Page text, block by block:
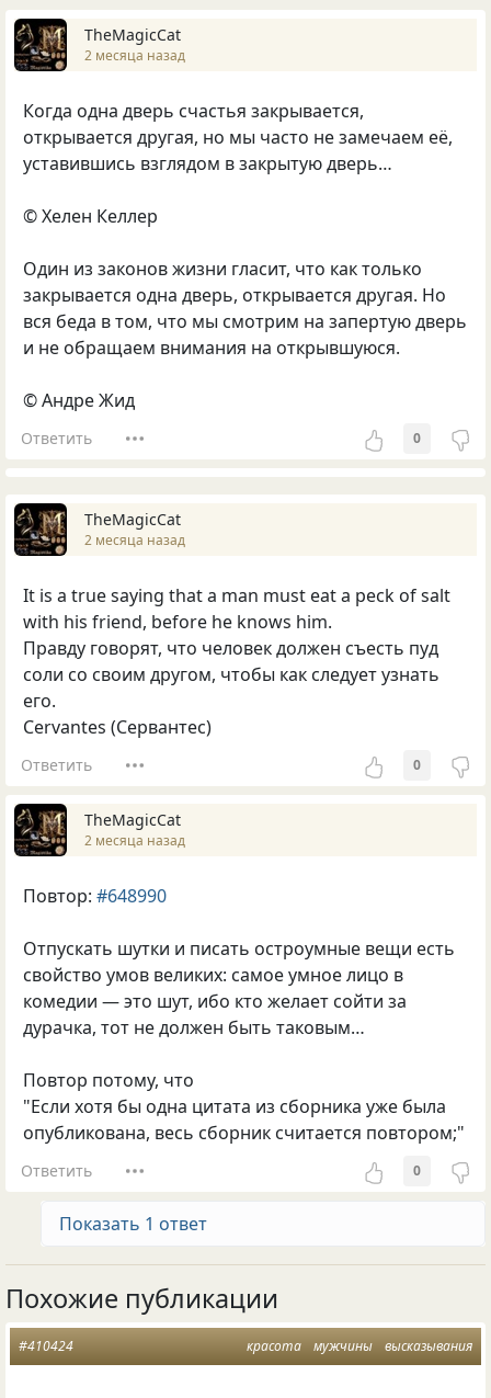
TheMagicCat
2 месяца назад
Когда одна дверь счастья закрывается,
открывается другая, но мы часто не замечаем её,
уставившись взглядом в закрытую дверь…
© Хелен Келлер
Один из законов жизни гласит, что как только
закрывается одна дверь, открывается другая. Но
вся беда в том, что мы смотрим на запертую дверь
и не обращаем внимания на открывшуюся.
© Андре Жид
Ответить 0
TheMagicCat
2 месяца назад
It is a true saying that a man must eat a peck of salt
with his friend, before he knows him.
Правду говорят, что человек должен съесть пуд
соли со своим другом, чтобы как следует узнать
его.
Cervantes (Сервантес)
Ответить 0
TheMagicCat
2 месяца назад
Повтор: #648990
Отпускать шутки и писать остроумные вещи есть
свойство умов великих: самое умное лицо в
комедии — это шут, ибо кто желает сойти за
дурачка, тот не должен быть таковым…
Повтор потому, что
"Если хотя бы одна цитата из сборника уже была
опубликована, весь сборник считается повтором;"
Ответить 0
Показать 1 ответ
Похожие публикации
красота мужчины высказывания
#410424